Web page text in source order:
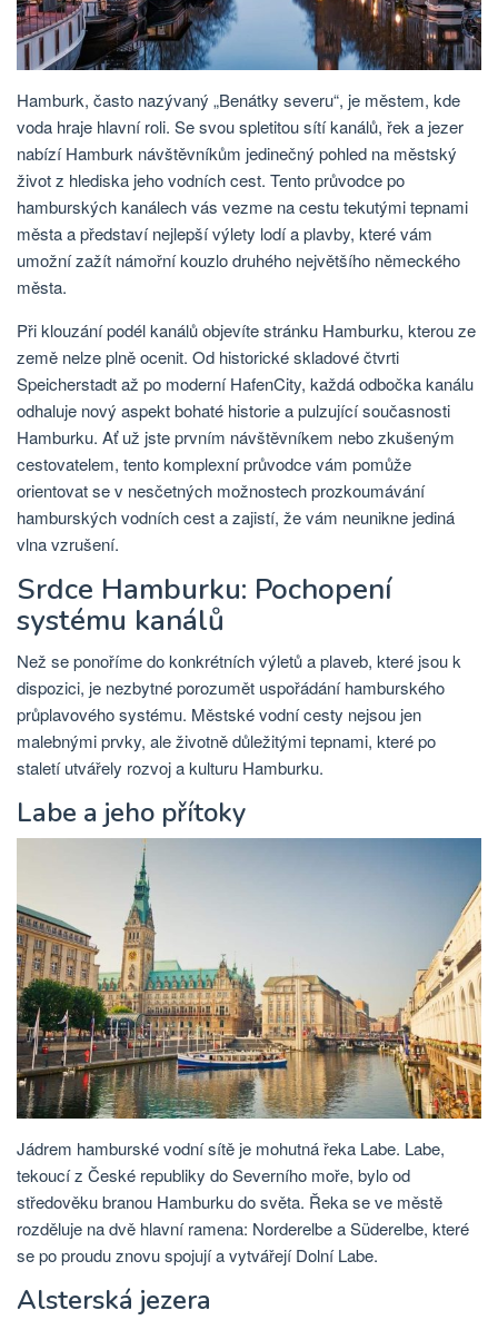
Hamburk, často nazývaný „Benátky severu“, je městem, kde
voda hraje hlavní roli. Se svou spletitou sítí kanálů, řek a jezer
nabízí Hamburk návštěvníkům jedinečný pohled na městský
život z hlediska jeho vodních cest. Tento průvodce po
hamburských kanálech vás vezme na cestu tekutými tepnami
města a představí nejlepší výlety lodí a plavby, které vám
umožní zažít námořní kouzlo druhého největšího německého
města.
Při klouzání podél kanálů objevíte stránku Hamburku, kterou ze
země nelze plně ocenit. Od historické skladové čtvrti
Speicherstadt až po moderní HafenCity, každá odbočka kanálu
odhaluje nový aspekt bohaté historie a pulzující současnosti
Hamburku. Ať už jste prvním návštěvníkem nebo zkušeným
cestovatelem, tento komplexní průvodce vám pomůže
orientovat se v nesčetných možnostech prozkoumávání
hamburských vodních cest a zajistí, že vám neunikne jediná
vlna vzrušení.
Srdce Hamburku: Pochopení
systému kanálů
Než se ponoříme do konkrétních výletů a plaveb, které jsou k
dispozici, je nezbytné porozumět uspořádání hamburského
průplavového systému. Městské vodní cesty nejsou jen
malebnými prvky, ale životně důležitými tepnami, které po
staletí utvářely rozvoj a kulturu Hamburku.
Labe a jeho přítoky
Jádrem hamburské vodní sítě je mohutná řeka Labe. Labe,
tekoucí z České republiky do Severního moře, bylo od
středověku branou Hamburku do světa. Řeka se ve městě
rozděluje na dvě hlavní ramena: Norderelbe a Süderelbe, které
se po proudu znovu spojují a vytvářejí Dolní Labe.
Alsterská jezera